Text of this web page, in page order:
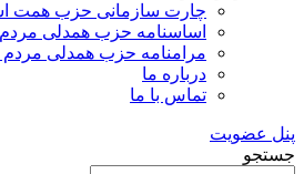
چارت سازمانی حزب همت
اساسنامه حزب همدلی
مرامنامه حزب همدلی
درباره ما
تماس با ما
پنل عضویت
جستجو